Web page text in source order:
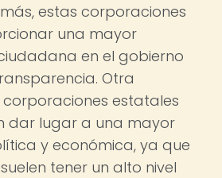
estas corporaciones
una mayor
en el gobierno
Otra
estatales
dar lugar a una mayor
y económica, ya que
tener un alto nivel